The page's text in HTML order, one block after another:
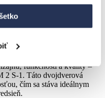
2 S-1
funkčnosti a kvality –
2 S-1. Táto dvojdverová
čím sa stáva ideálnym